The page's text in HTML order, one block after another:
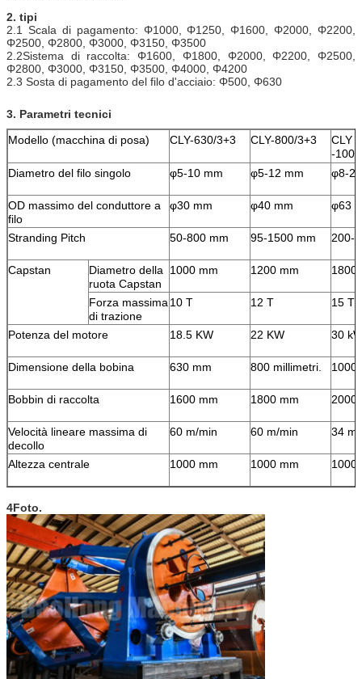
2. tipi
2.1 Scala di pagamento: Φ1000, Φ1250, Φ1600, Φ2000, Φ2200,
Φ2500, Φ2800, Φ3000, Φ3150, Φ3500
2.2Sistema di raccolta: Φ1600, Φ1800, Φ2000, Φ2200, Φ2500,
Φ2800, Φ3000, Φ3150, Φ3500, Φ4000, Φ4200
2.3 Sosta di pagamento del filo d'acciaio: Φ500, Φ630
3. Parametri tecnici
Modello (macchina di posa)
CLY-630/3+3 CLY-800/3+3
CLY
-
Diametro del filo singolo
φ5-10 mm φ5-12 mm φ8-
OD massimo del conduttore a
filo
φ30 mm φ40 mm φ63
Stranding Pitch 50-800 mm 95-1500 mm 200-
Capstan
Diametro della
ruota Capstan
1000 mm 1200 mm 1800
Forza massima
di trazione
10 T 12 T 15 T
Potenza del motore 18.5 KW 22 KW 30
Dimensione della bobina 630 mm 800 millimetri. 1000
Bobbin di raccolta 1600 mm 1800 mm 2000
Velocità lineare massima di
decollo
60 m/min 60 m/min 34
Altezza centrale 1000 mm 1000 mm 1000
4Foto.